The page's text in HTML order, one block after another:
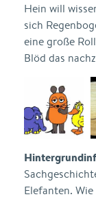
Hein will
sich
eine große
Blöd das
Elefanten.